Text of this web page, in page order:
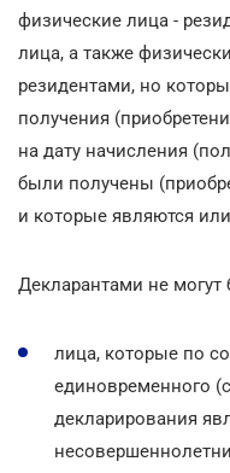
физические лица -
лица, а также
резидентами, но
получения
на дату начисления
были получены
и которые являются
Декларантами не могут
лица, которые по
единовременного
декларирования